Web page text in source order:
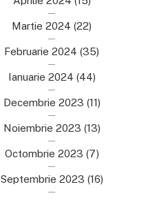
Martie 2024 (22)
Februarie 2024 (35)
Ianuarie 2024 (44)
Decembrie 2023 (11)
Noiembrie 2023 (13)
Octombrie 2023 (7)
Septembrie 2023 (16)